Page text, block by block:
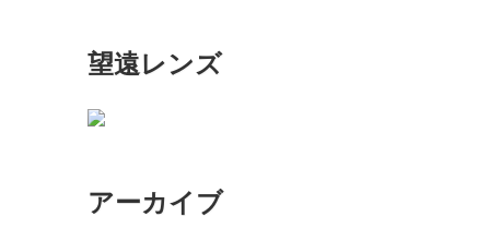
望遠レンズ
アーカイブ